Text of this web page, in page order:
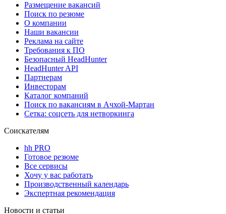
Размещение вакансий
Поиск по резюме
О компании
Наши вакансии
Реклама на сайте
Требования к ПО
Безопасный HeadHunter
HeadHunter API
Партнерам
Инвесторам
Каталог компаний
Поиск по вакансиям в Ачхой-Мартан
Сетка: соцсеть для нетворкинга
Соискателям
hh PRO
Готовое резюме
Все сервисы
Хочу у вас работать
Производственный календарь
Экспертная рекомендация
Новости и статьи